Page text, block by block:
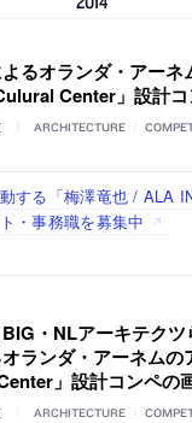
るオランダ・アーネ
Center」設計
ARCHITECTURE
“価値循環の仕組み”を
実践する「株式会社つぎ
、設計パートナー (業
る建築を手掛け、スタ
「E.A.S.T.architects」
する「梅澤竜也 / ALA
・事務職を募集中
を手掛け、“合理的でシ
：山本浩三建築設計
・NLアーキテク
ランダ・アーネム
」設計コンペの
ARCHITECTURE